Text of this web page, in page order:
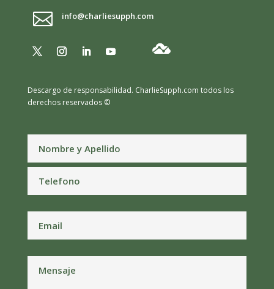
 info@charliesupph.com
Descargo de responsabilidad. CharlieSupph.com todos los
derechos reservados ©